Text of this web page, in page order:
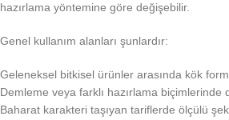
hazırlama yöntemine göre değişebilir.
Genel kullanım alanları şunlardır:
Geleneksel bitkisel ürünler arasında kök
Demleme veya farklı hazırlama biçimlerinde
Baharat karakteri taşıyan tariflerde ölçülü